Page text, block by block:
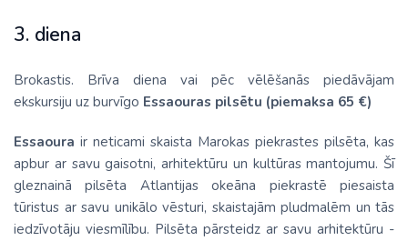
3. diena
Brokastis. Brīva diena vai pēc vēlēšanās piedāvājam
ekskursiju uz burvīgo Essaouras pilsētu (piemaksa 65 €)
Essaoura ir neticami skaista Marokas piekrastes pilsēta, kas
apbur ar savu gaisotni, arhitektūru un kultūras mantojumu. Šī
gleznainā pilsēta Atlantijas okeāna piekrastē piesaista
tūristus ar savu unikālo vēsturi, skaistajām pludmalēm un tās
iedzīvotāju viesmīlību. Pilsēta pārsteidz ar savu arhitektūru -